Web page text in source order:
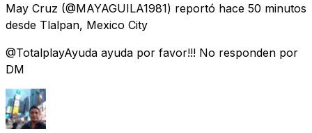
May Cruz (@MAYAGUILA1981) reportó hace 50 minutos
desde Tlalpan, Mexico City
@TotalplayAyuda ayuda por favor!!! No responden por
DM